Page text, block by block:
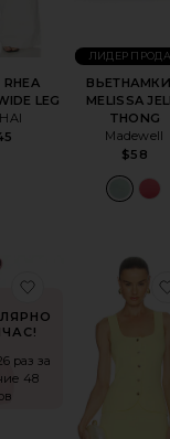
LEG
ВЬЕТНАМКИ
MELISSA
THONG
Madewell
$58
ЛИДЕР
ZYLA MAXI
раз за
48